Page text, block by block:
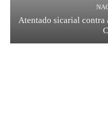
Atentado sicarial contra